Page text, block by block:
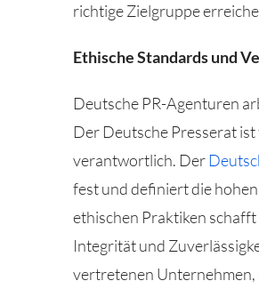
richtige Zielgruppe
Ethische Standards und
Deutsche PR-Agenturen
Der Deutsche Presserat
verantwortlich. Der
fest und definiert die
ethischen Praktiken
Integrität und
vertretenen Unternehmen,